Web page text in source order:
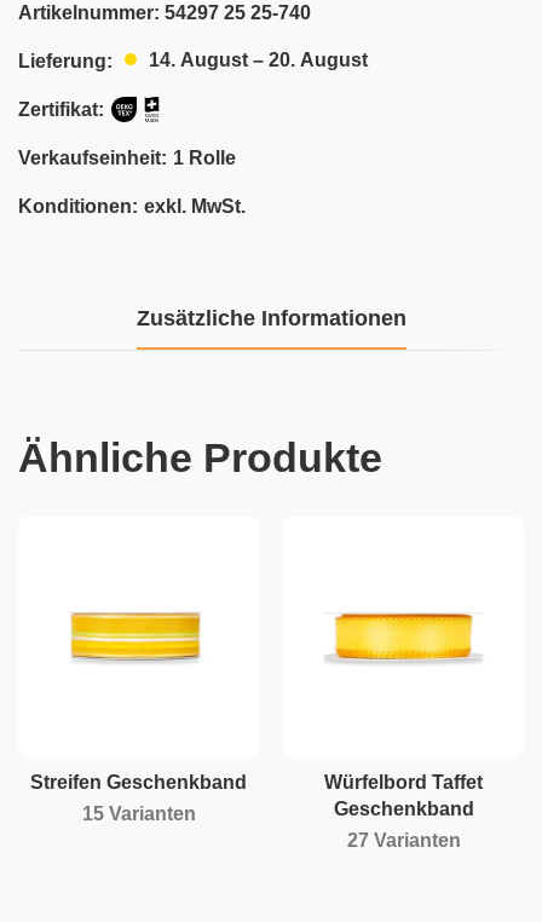
Artikelnummer: 54297 25 25-740
Lieferung: 14. August – 20. August
Zertifikat:
Verkaufseinheit: 1 Rolle
Konditionen: exkl. MwSt.
Zusätzliche Informationen
Ähnliche Produkte
Streifen Geschenkband
15 Varianten
Würfelbord Taffet
Geschenkband
27 Varianten